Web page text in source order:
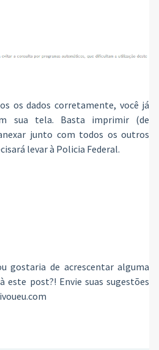
os dados corretamente, você já
sua tela. Basta imprimir (de
junto com todos os outros
levar à Policia Federal.
gostaria de acrescentar alguma
post?! Envie suas sugestões